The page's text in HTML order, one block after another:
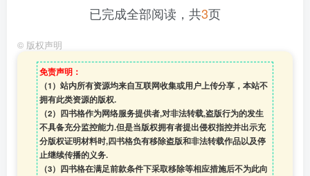
已完成全部阅读，共3页
© 版权声明
免责声明：
（1）站内所有资源均来自互联网收集或用户上传分享，本站不
拥有此类资源的版权.
（2）四书格作为网络服务提供者,对非法转载,盗版行为的发生
不具备充分监控能力.但是当版权拥有者提出侵权指控并出示充
分版权证明材料时,四书格负有移除盗版和非法转载作品以及停
止继续传播的义务.
（3）四书格在满足前款条件下采取移除等相应措施后不为此向